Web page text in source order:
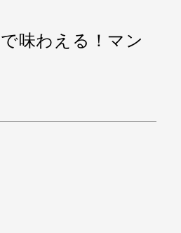
味わえる！マン